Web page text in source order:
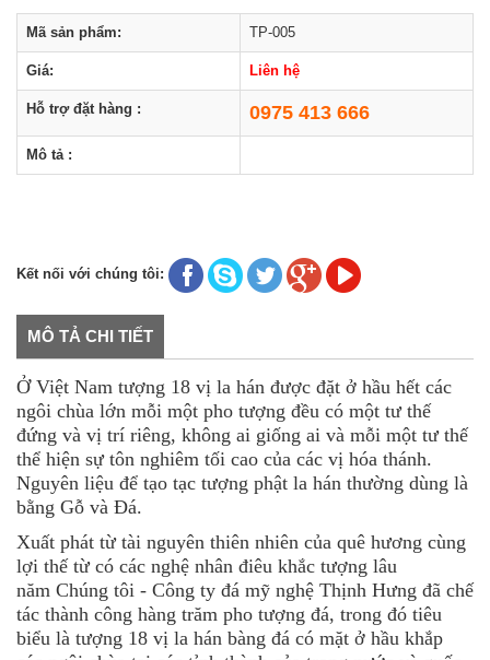
Mã sản phẩm: TP-005
Giá: Liên hệ
Hỗ trợ đặt hàng : 0975 413 666
Mô tả :
Kết nối với chúng tôi:
MÔ TẢ CHI TIẾT
Ở Việt Nam tượng 18 vị la hán được đặt ở hầu hết các
ngôi chùa lớn mỗi một pho tượng đều có một tư thế
đứng và vị trí riêng, không ai giống ai và mỗi một tư thế
thể hiện sự tôn nghiêm tối cao của các vị hóa thánh.
Nguyên liệu để tạo tạc tượng phật la hán thường dùng là
bằng Gỗ và Đá.
Xuất phát từ tài nguyên thiên nhiên của quê hương cùng
lợi thế từ có các nghệ nhân điêu khắc tượng lâu
năm Chúng tôi - Công ty đá mỹ nghệ Thịnh Hưng đã chế
tác thành công hàng trăm pho tượng đá, trong đó tiêu
biểu là tượng 18 vị la hán bàng đá có mặt ở hầu khắp